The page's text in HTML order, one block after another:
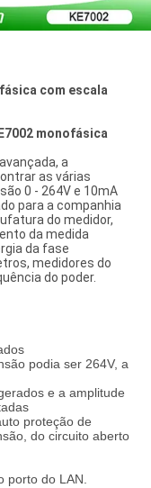
com escala
monofásica
a
as várias
0 - 264V e 10mA
para a companhia
do medidor,
da medida
da fase
medidores do
do poder.
podia ser 264V, a
e a amplitude
proteção de
do circuito aberto
porto do LAN.